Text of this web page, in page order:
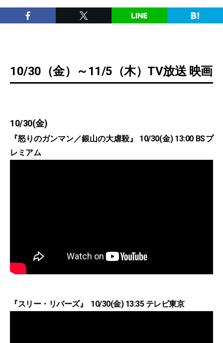
10/30（金）～11/5（木）TV放送 映画
10/30(金)
『怒りのガンマン／銀山の大虐殺』 10/30(金) 13:00 BSプ
レミアム
『スリー・リバーズ』 10/30(金) 13:35 テレビ東京